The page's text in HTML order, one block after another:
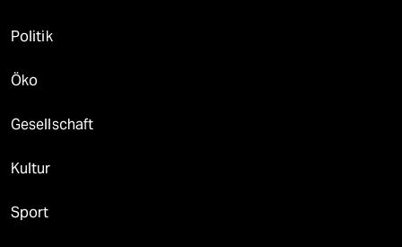
Politik
Öko
Gesellschaft
Kultur
Sport